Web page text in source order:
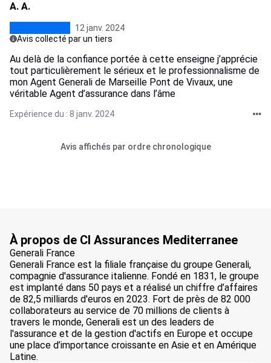
A. A.
12 janv. 2024
Avis collecté par un tiers
Au delà de la confiance portée à cette enseigne j’apprécie
tout particulièrement le sérieux et le professionnalisme de
mon Agent Generali de Marseille Pont de Vivaux, une
véritable Agent d’assurance dans l’âme
Expérience du : 8 janv. 2024
Avis affichés par ordre chronologique
À propos de Cl Assurances Mediterranee
Generali France
Generali France est la filiale française du groupe Generali,
compagnie d'assurance italienne. Fondé en 1831, le groupe
est implanté dans 50 pays et a réalisé un chiffre d’affaires
de 82,5 milliards d'euros en 2023. Fort de près de 82 000
collaborateurs au service de 70 millions de clients à
travers le monde, Generali est un des leaders de
l'assurance et de la gestion d'actifs en Europe et occupe
une place d’importance croissante en Asie et en Amérique
Latine.